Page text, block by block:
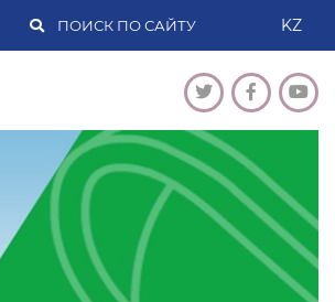
KZ